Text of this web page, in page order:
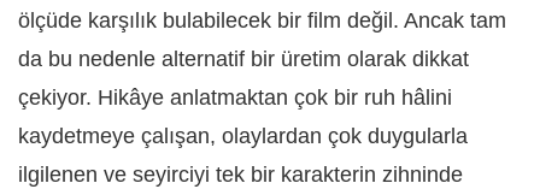
ölçüde karşılık bulabilecek bir film değil. Ancak tam
da bu nedenle alternatif bir üretim olarak dikkat
çekiyor. Hikâye anlatmaktan çok bir ruh hâlini
kaydetmeye çalışan, olaylardan çok duygularla
ilgilenen ve seyirciyi tek bir karakterin zihninde